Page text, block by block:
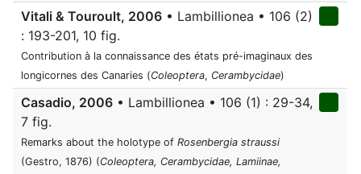
Vitali & Touroult, 2006 • Lambillionea • 106 (2)
: 193-201, 10 fig.
Contribution à la connaissance des états pré-imaginaux des
longicornes des Canaries (Coleoptera, Cerambycidae)
Casadio, 2006 • Lambillionea • 106 (1) : 29-34,
7 fig.
Remarks about the holotype of Rosenbergia straussi
(Gestro, 1876) (Coleoptera, Cerambycidae, Lamiinae,